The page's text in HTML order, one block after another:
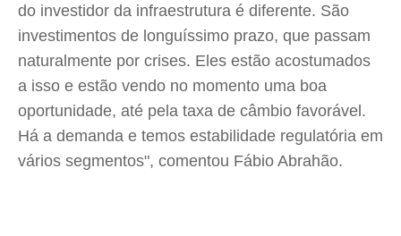
do investidor da infraestrutura é diferente. São
investimentos de longuíssimo prazo, que passam
naturalmente por crises. Eles estão acostumados
a isso e estão vendo no momento uma boa
oportunidade, até pela taxa de câmbio favorável.
Há a demanda e temos estabilidade regulatória em
vários segmentos", comentou Fábio Abrahão.